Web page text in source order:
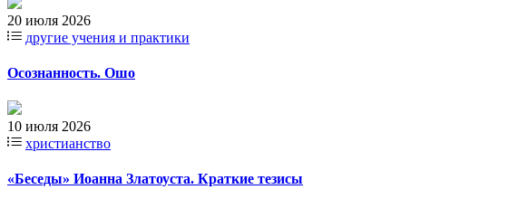
20 июля 2026
другие учения и практики
Осознанность. Ошо
10 июля 2026
христианство
«Беседы» Иоанна Златоуста. Краткие тезисы